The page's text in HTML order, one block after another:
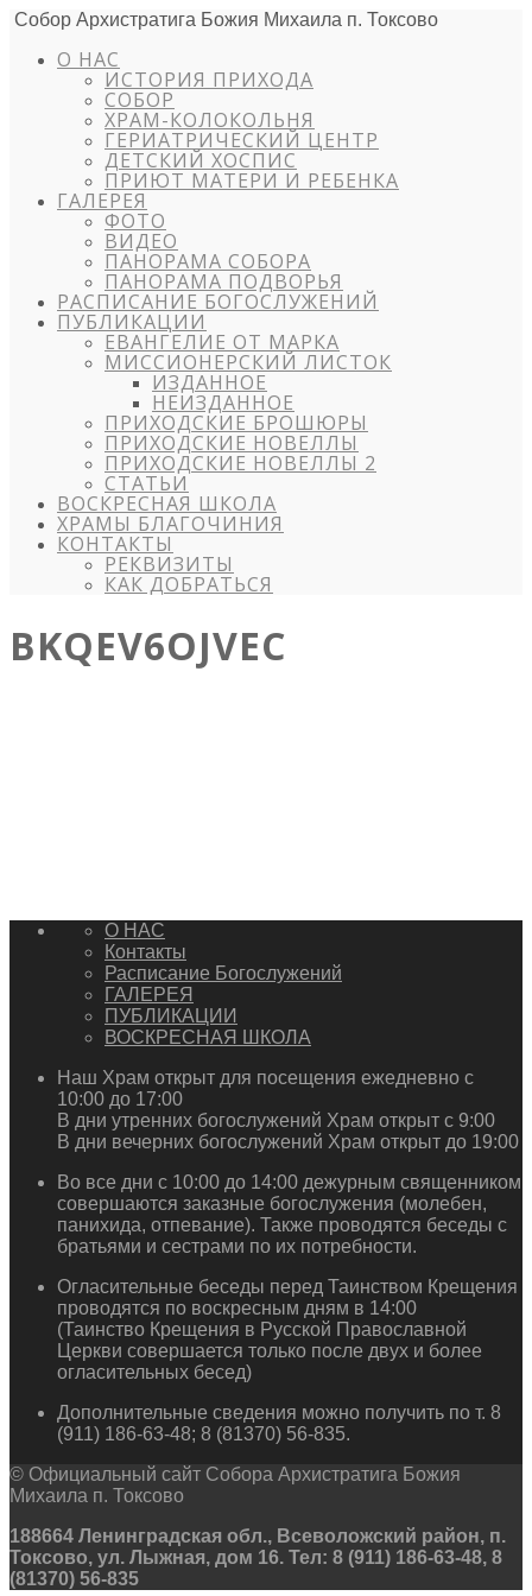
Собор Архистратига Божия Михаила п. Токсово
О НАС
ИСТОРИЯ ПРИХОДА
СОБОР
ХРАМ-КОЛОКОЛЬНЯ
ГЕРИАТРИЧЕСКИЙ ЦЕНТР
ДЕТСКИЙ ХОСПИС
ПРИЮТ МАТЕРИ И РЕБЕНКА
ГАЛЕРЕЯ
ФОТО
ВИДЕО
ПАНОРАМА СОБОРА
ПАНОРАМА ПОДВОРЬЯ
РАСПИСАНИЕ БОГОСЛУЖЕНИЙ
ПУБЛИКАЦИИ
ЕВАНГЕЛИЕ ОТ МАРКА
МИССИОНЕРСКИЙ ЛИСТОК
ИЗДАННОЕ
НЕИЗДАННОЕ
ПРИХОДСКИЕ БРОШЮРЫ
ПРИХОДСКИЕ НОВЕЛЛЫ
ПРИХОДСКИЕ НОВЕЛЛЫ 2
СТАТЬИ
ВОСКРЕСНАЯ ШКОЛА
ХРАМЫ БЛАГОЧИНИЯ
КОНТАКТЫ
РЕКВИЗИТЫ
КАК ДОБРАТЬСЯ
BKQEV6OJVEC
О НАС
Контакты
Расписание Богослужений
ГАЛЕРЕЯ
ПУБЛИКАЦИИ
ВОСКРЕСНАЯ ШКОЛА
Наш Храм открыт для посещения ежедневно с
10:00 до 17:00
В дни утренних богослужений Храм открыт с 9:00
В дни вечерних богослужений Храм открыт до 19:00
Во все дни с 10:00 до 14:00 дежурным священником
совершаются заказные богослужения (молебен,
панихида, отпевание). Также проводятся беседы с
братьями и сестрами по их потребности.
Огласительные беседы перед Таинством Крещения
проводятся по воскресным дням в 14:00
(Таинство Крещения в Русской Православной
Церкви совершается только после двух и более
огласительных бесед)
Дополнительные сведения можно получить по т. 8
(911) 186-63-48; 8 (81370) 56-835.
© Официальный сайт Собора Архистратига Божия
Михаила п. Токсово
188664 Ленинградская обл., Всеволожский район, п.
Токсово, ул. Лыжная, дом 16. Тел: 8 (911) 186-63-48, 8
(81370) 56-835